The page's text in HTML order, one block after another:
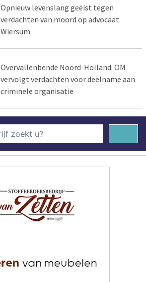
Opnieuw levenslang geëist tegen
verdachten van moord op advocaat
Wiersum
Overvallenbende Noord-Holland: OM
vervolgt verdachten voor deelname aan
criminele organisatie